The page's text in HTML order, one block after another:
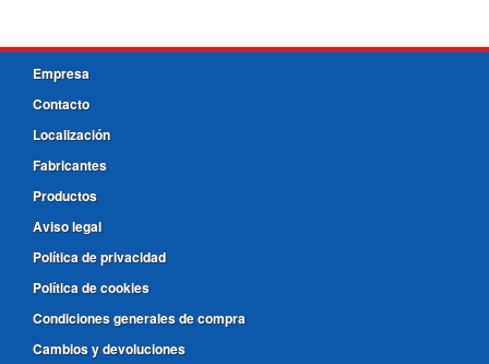
Empresa
Contacto
Localización
Fabricantes
Productos
Aviso legal
Política de privacidad
Política de cookies
Condiciones generales de compra
Cambios y devoluciones